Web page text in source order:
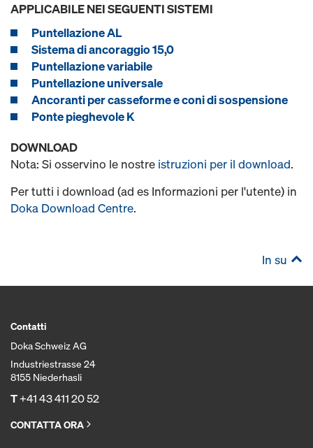
APPLICABILE NEI SEGUENTI SISTEMI
Puntellazione AL
Sistema di ancoraggio 15,0
Puntellazione variabile
Puntellazione universale
Ancoranti per casseforme e coni di sospensione
Ponte pieghevole K
DOWNLOAD
Nota: Si osservino le nostre istruzioni per il download.
Per tutti i download (ad es Informazioni per l'utente) in
Doka Download Centre.
In su
Contatti
Doka Schweiz AG
Industriestrasse 24
8155 Niederhasli
T+41 43 411 20 52
CONTATTA ORA